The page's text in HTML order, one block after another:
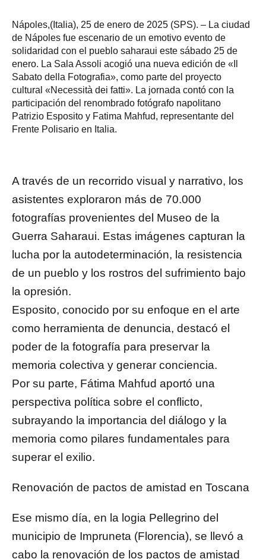
Nápoles,(Italia), 25 de enero de 2025 (SPS). – La ciudad
de Nápoles fue escenario de un emotivo evento de
solidaridad con el pueblo saharaui este sábado 25 de
enero. La Sala Assoli acogió una nueva edición de «Il
Sabato della Fotografia», como parte del proyecto
cultural «Necessità dei fatti». La jornada contó con la
participación del renombrado fotógrafo napolitano
Patrizio Esposito y Fatima Mahfud, representante del
Frente Polisario en Italia.
A través de un recorrido visual y narrativo, los
asistentes exploraron más de 70.000
fotografías provenientes del Museo de la
Guerra Saharaui. Estas imágenes capturan la
lucha por la autodeterminación, la resistencia
de un pueblo y los rostros del sufrimiento bajo
la opresión.
Esposito, conocido por su enfoque en el arte
como herramienta de denuncia, destacó el
poder de la fotografía para preservar la
memoria colectiva y generar conciencia.
Por su parte, Fátima Mahfud aportó una
perspectiva política sobre el conflicto,
subrayando la importancia del diálogo y la
memoria como pilares fundamentales para
superar el exilio.
Renovación de pactos de amistad en Toscana
Ese mismo día, en la logia Pellegrino del
municipio de Impruneta (Florencia), se llevó a
cabo la renovación de los pactos de amistad